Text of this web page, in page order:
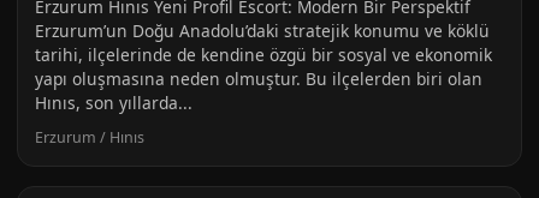
Erzurum Hınıs Yeni Profil Escort: Modern Bir Perspektif
Erzurum’un Doğu Anadolu’daki stratejik konumu ve köklü
tarihi, ilçelerinde de kendine özgü bir sosyal ve ekonomik
yapı oluşmasına neden olmuştur. Bu ilçelerden biri olan
Hınıs, son yıllarda...
Erzurum / Hınıs